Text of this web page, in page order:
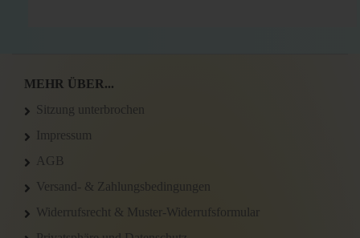
MEHR ÜBER...
Sitzung unterbrochen
Impressum
AGB
Versand- & Zahlungsbedingungen
Widerrufsrecht & Muster-Widerrufsformular